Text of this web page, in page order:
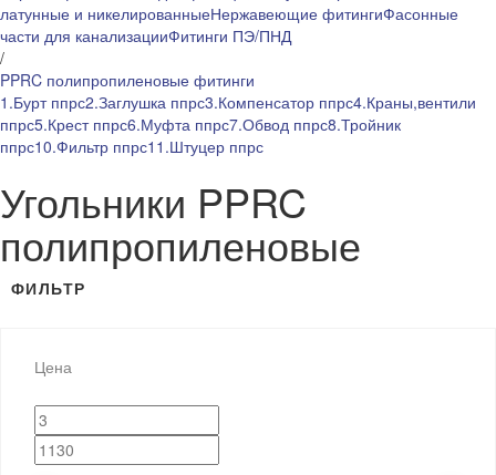
латунные и никелированныеНержавеющие фитингиФасонные
части для канализацииФитинги ПЭ/ПНД
/
PPRC полипропиленовые фитинги
1.Бурт ппрс2.Заглушка ппрс3.Компенсатор ппрс4.Краны,вентили
ппрс5.Крест ппрс6.Муфта ппрс7.Обвод ппрс8.Тройник
ппрс10.Фильтр ппрс11.Штуцер ппрс
Угольники PPRC
полипропиленовые
ФИЛЬТР
Цена